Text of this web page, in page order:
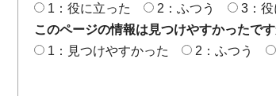
1：役に立った
2：ふつう
3：役
このページの情報は見つけやすかったです
1：見つけやすかった
2：ふつう